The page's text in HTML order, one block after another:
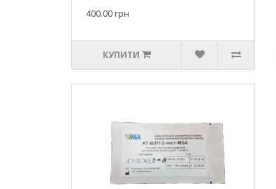
400.00 грн
КУПИТИ